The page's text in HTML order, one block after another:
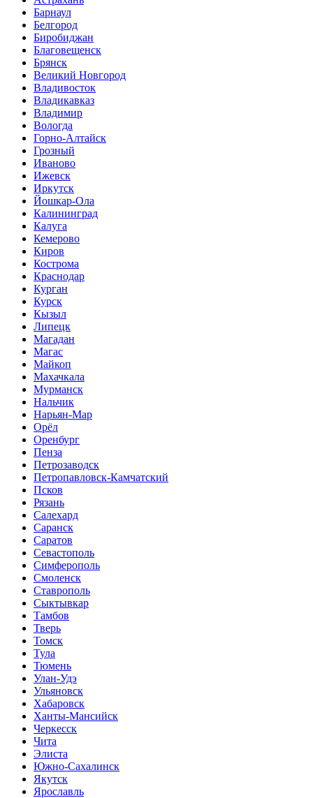
Барнаул
Белгород
Биробиджан
Благовещенск
Брянск
Великий Новгород
Владивосток
Владикавказ
Владимир
Вологда
Горно-Алтайск
Грозный
Иваново
Ижевск
Иркутск
Йошкар-Ола
Калининград
Калуга
Кемерово
Киров
Кострома
Краснодар
Курган
Курск
Кызыл
Липецк
Магадан
Магас
Майкоп
Махачкала
Мурманск
Нальчик
Нарьян-Мар
Орёл
Оренбург
Пенза
Петрозаводск
Петропавловск-Камчатский
Псков
Рязань
Салехард
Саранск
Саратов
Севастополь
Симферополь
Смоленск
Ставрополь
Сыктывкар
Тамбов
Тверь
Томск
Тула
Тюмень
Улан-Удэ
Ульяновск
Хабаровск
Ханты-Мансийск
Черкесск
Чита
Элиста
Южно-Сахалинск
Якутск
Ярославль